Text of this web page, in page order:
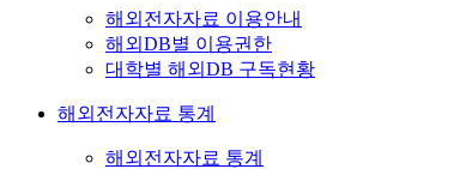
해외전자자료 이용안내
해외DB별 이용권한
대학별 해외DB 구독현황
해외전자자료 통계
해외전자자료 통계